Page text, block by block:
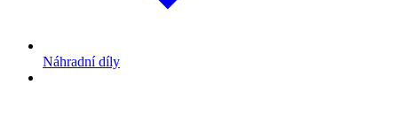
Náhradní díly